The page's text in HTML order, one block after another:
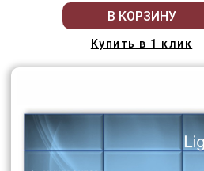
В КОРЗИНУ
Купить в 1 клик